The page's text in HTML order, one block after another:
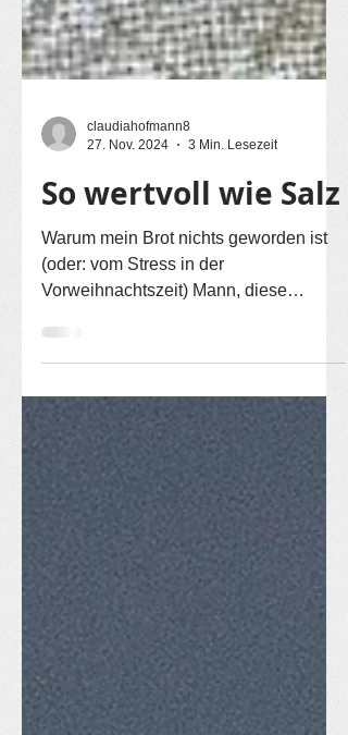
27. Nov. 2024
3 Min. Lesezeit
So wertvoll wie Salz
Warum mein Brot nichts geworden ist
(oder: vom Stress in der
Vorweihnachtszeit hat es in sich. Geht
es dir...